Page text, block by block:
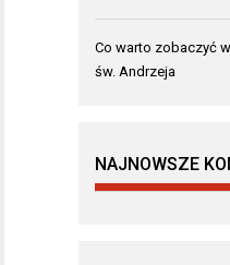
Co warto zobaczyć
św. Andrzeja
NAJNOWSZE